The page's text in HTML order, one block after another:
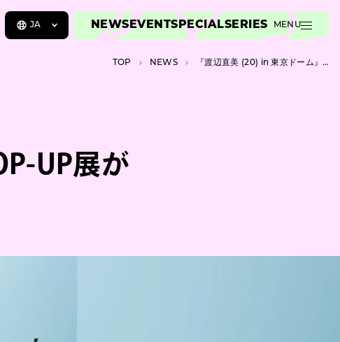
JA NEWS EVENTSPECIALSERIES MENU
TOP NEWS 『渡辺直美 (20) in 東京ドーム』POP-UP展が渋谷・MIYASHITA PARKで開催
UP展が